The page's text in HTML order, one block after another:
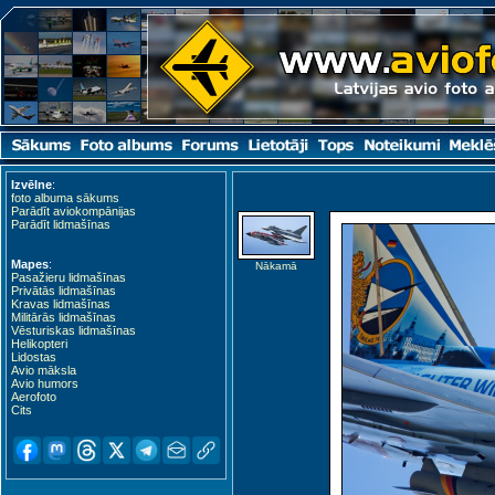
Izvēlne:
foto albuma sākums
Parādīt aviokompānijas
Parādīt lidmašīnas
Mapes:
Pasažieru lidmašīnas
Privātās lidmašīnas
Kravas lidmašīnas
Militārās lidmašīnas
Vēsturiskas lidmašīnas
Helikopteri
Lidostas
Avio māksla
Avio humors
Aerofoto
Cits
Nākamā
Zirchow (HDF)